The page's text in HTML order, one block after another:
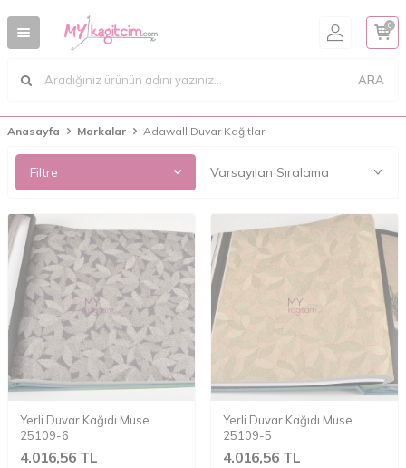
ARA
0
Anasayfa Markalar Adawall Duvar Kağıtları
Filtre
Yerli Duvar Kağıdı Muse
25109-6
4.016,56 TL
Yerli Duvar Kağıdı Muse
25109-5
4.016,56 TL